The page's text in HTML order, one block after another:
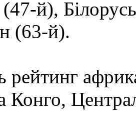
(47-й),
(63-й).
рейтинг
Конго,